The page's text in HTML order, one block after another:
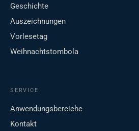
Geschichte
Auszeichnungen
Vorlesetag
Weihnachtstombola
SERVICE
Anwendungsbereiche
Kontakt